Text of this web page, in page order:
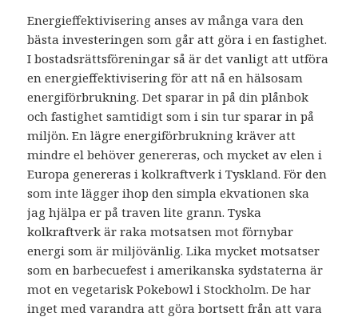
Energieffektivisering anses av många vara den
bästa investeringen som går att göra i en fastighet.
I bostadsrättsföreningar så är det vanligt att utföra
en energieffektivisering för att nå en hälsosam
energiförbrukning. Det sparar in på din plånbok
och fastighet samtidigt som i sin tur sparar in på
miljön. En lägre energiförbrukning kräver att
mindre el behöver genereras, och mycket av elen i
Europa genereras i kolkraftverk i Tyskland. För den
som inte lägger ihop den simpla ekvationen ska
jag hjälpa er på traven lite grann. Tyska
kolkraftverk är raka motsatsen mot förnybar
energi som är miljövänlig. Lika mycket motsatser
som en barbecuefest i amerikanska sydstaterna är
mot en vegetarisk Pokebowl i Stockholm. De har
inget med varandra att göra bortsett från att vara